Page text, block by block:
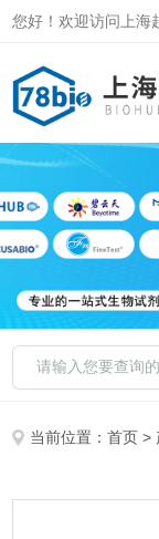
您好！欢迎访问上海
当前位置：首页 >